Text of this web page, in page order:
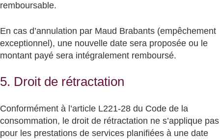
remboursable.
En cas d’annulation par Maud Brabants (empêchement
exceptionnel), une nouvelle date sera proposée ou le
montant payé sera intégralement remboursé.
5. Droit de rétractation
Conformément à l’article L221-28 du Code de la
consommation, le droit de rétractation ne s’applique pas
pour les prestations de services planifiées à une date